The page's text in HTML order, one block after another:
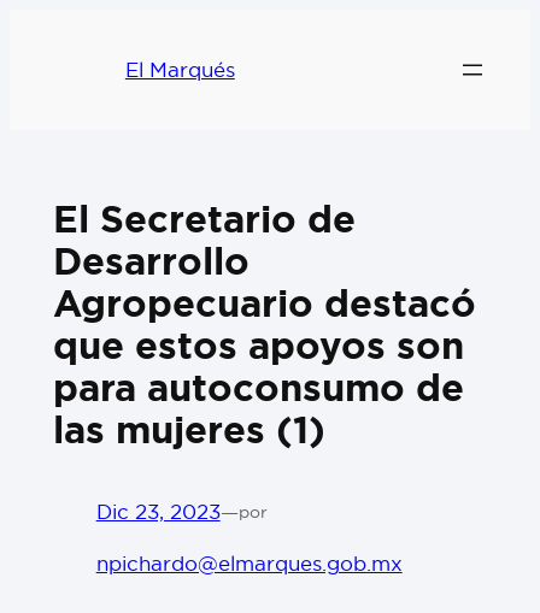
El Marqués
El Secretario de
Desarrollo
Agropecuario destacó
que estos apoyos son
para autoconsumo de
las mujeres (1)
Dic 23, 2023—por
npichardo@elmarques.gob.mx